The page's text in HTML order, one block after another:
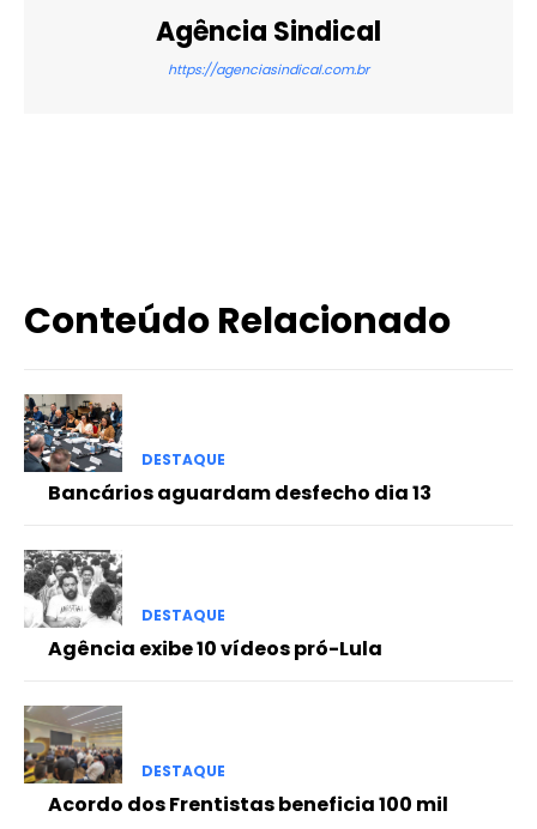
Agência Sindical
https://agenciasindical.com.br
Conteúdo Relacionado
DESTAQUE
Bancários aguardam desfecho dia 13
DESTAQUE
Agência exibe 10 vídeos pró-Lula
DESTAQUE
Acordo dos Frentistas beneficia 100 mil